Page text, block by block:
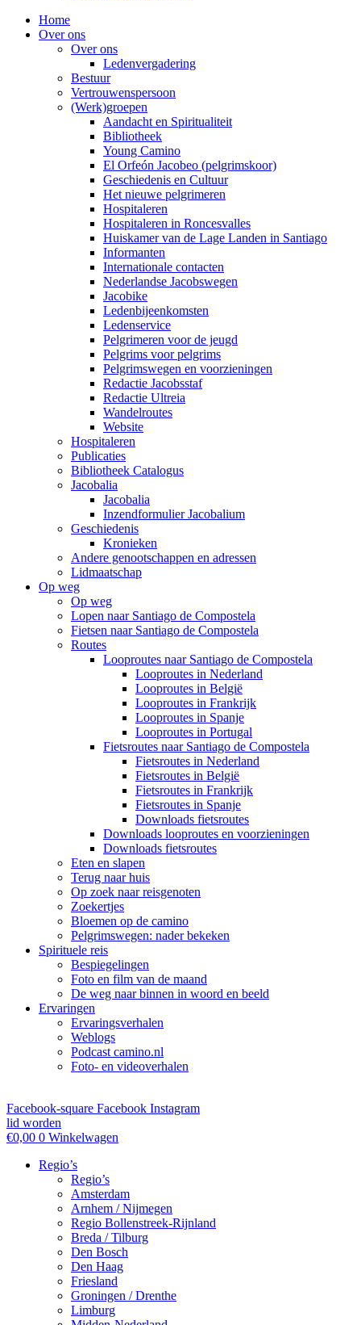
Home
Over ons
Over ons
Ledenvergadering
Bestuur
Vertrouwenspersoon
(Werk)groepen
Aandacht en Spiritualiteit
Bibliotheek
Young Camino
El Orfeón Jacobeo (pelgrimskoor)
Geschiedenis en Cultuur
Het nieuwe pelgrimeren
Hospitaleren
Hospitaleren in Roncesvalles
Huiskamer van de Lage Landen in Santiago
Informanten
Internationale contacten
Nederlandse Jacobswegen
Jacobike
Ledenbijeenkomsten
Ledenservice
Pelgrimeren voor de jeugd
Pelgrims voor pelgrims
Pelgrimswegen en voorzieningen
Redactie Jacobsstaf
Redactie Ultreia
Wandelroutes
Website
Hospitaleren
Publicaties
Bibliotheek Catalogus
Jacobalia
Jacobalia
Inzendformulier Jacobalium
Geschiedenis
Kronieken
Andere genootschappen en adressen
Lidmaatschap
Op weg
Op weg
Lopen naar Santiago de Compostela
Fietsen naar Santiago de Compostela
Routes
Looproutes naar Santiago de Compostela
Looproutes in Nederland
Looproutes in België
Looproutes in Frankrijk
Looproutes in Spanje
Looproutes in Portugal
Fietsroutes naar Santiago de Compostela
Fietsroutes in Nederland
Fietsroutes in België
Fietsroutes in Frankrijk
Fietsroutes in Spanje
Downloads fietsroutes
Downloads looproutes en voorzieningen
Downloads fietsroutes
Eten en slapen
Terug naar huis
Op zoek naar reisgenoten
Zoekertjes
Bloemen op de camino
Pelgrimswegen: nader bekeken
Spirituele reis
Bespiegelingen
Foto en film van de maand
De weg naar binnen in woord en beeld
Ervaringen
Ervaringsverhalen
Weblogs
Podcast camino.nl
Foto- en videoverhalen
Facebook-square Facebook Instagram
lid worden
€0,00 0 Winkelwagen
Regio’s
Regio’s
Amsterdam
Arnhem / Nijmegen
Regio Bollenstreek-Rijnland
Breda / Tilburg
Den Bosch
Den Haag
Friesland
Groningen / Drenthe
Limburg